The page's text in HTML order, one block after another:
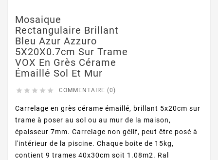
Mosaique
Rectangulaire Brillant
Bleu Azur Azzuro
5X20X0.7cm Sur Trame
VOX En Grès Cérame
Émaillé Sol Et Mur
     COMMENTAIRE (0)
Carrelage en grès cérame émaillé, brillant 5x20cm sur
trame à poser au sol ou au mur de la maison,
épaisseur 7mm. Carrelage non gélif, peut être posé à
l'intérieur de la piscine. Chaque boite de 15kg,
contient 9 trames 40x30cm soit 1.08m2. Ral